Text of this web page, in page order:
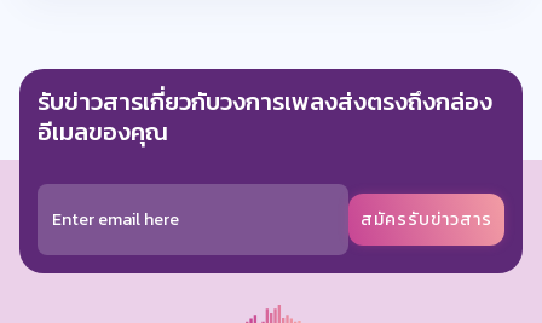
รับข่าวสารเกี่ยวกับวงการเพลงส่งตรงถึงกล่อง
อีเมลของคุณ
สมัครรับข่าวสาร